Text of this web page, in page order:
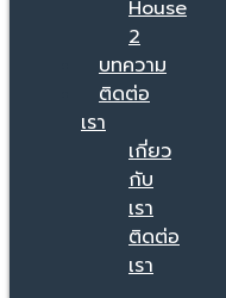
House
2
บทความ
ติดต่อ
เรา
เกี่ยว
กับ
เรา
ติดต่อ
เรา